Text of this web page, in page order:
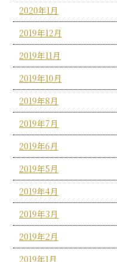
2020年1月
2019年12月
2019年11月
2019年10月
2019年8月
2019年7月
2019年6月
2019年5月
2019年4月
2019年3月
2019年2月
2019年1月